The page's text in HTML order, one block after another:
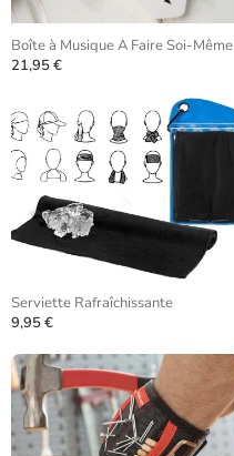
Boîte à Musique A Faire Soi-Même
21,95 €
Serviette Rafraîchissante
9,95 €